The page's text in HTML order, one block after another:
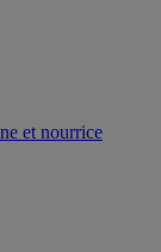
et nourrice